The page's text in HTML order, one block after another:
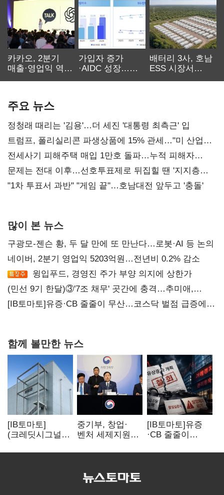
카카오, 2분기
매출·영업익 역대
가입자 증가
·AIDC 성장…
배터리 3사, 호남
ESS 시장서
주요 뉴스
정청래 때리는 '김용'…더 세진 '대통령 최측근' 입
트럼프, 폴리실리콘 파생상품에 15% 관세…"미 산업
재건"
전세사기 피해주택 매입 1만호 돌파…누적 피해자
4만278명
문제는 전대 이후…선호투표제로 뒤집힐 땐 '지지층
불복'
"1차 투표서 과반" "게임 끝"…호남대전 앞두고 '충돌'
많이 본 뉴스
구광모-젠슨 황, 두 달 만에 또 만난다…로봇·AI 등 논의
네이버, 2분기 영업익 5203억원…전년비 0.2% 감소
윙입푸드, 경영진 주가 부양 의지에 상한가
(민선 9기 한달)③'7조 채무' 곳간에 충격…추미애,
20년만에 '비상재정' 선언 승부수
[IB토마토]유증·CB 줄줄이 무산…코스닥 벌점 급증에
함께 볼만한 뉴스
[IB토마토]
(크레딧시그널)
수혜에도
중기부, 창업·
벤처 세제지원
사업승계
[IB토마토]유증
·CB 줄줄이
벌점 급증에 상폐